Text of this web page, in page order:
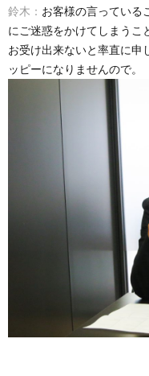
鈴木： お客様の言っている
にご迷惑をかけてしまうこ
お受け出来ないと率直に申
ッピーになりませんので。